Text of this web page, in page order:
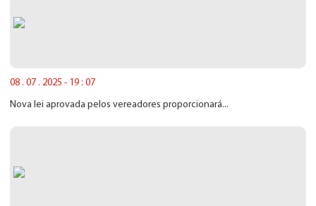
08 . 07 . 2025 - 19 : 07
Nova lei aprovada pelos vereadores proporcionará...